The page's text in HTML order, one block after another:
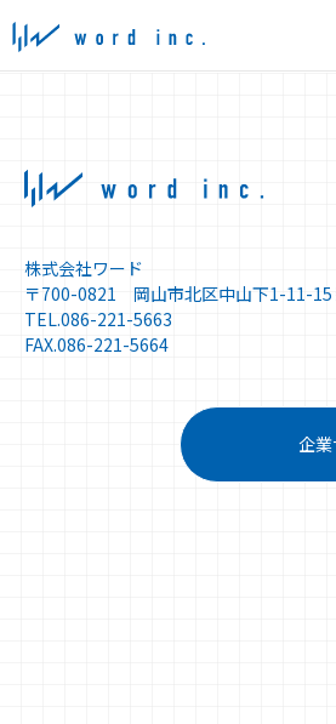
株式会社ワード
〒700-0821 岡山市北区中山下1-11-15
TEL.086-221-5663
FAX.086-221-5664
企